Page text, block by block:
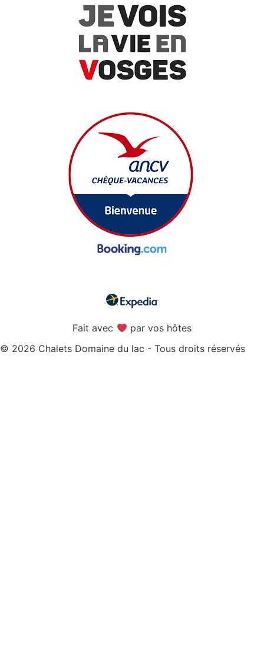
© 2026 Chalets Domaine du lac - Tous droits réservés
Fait avec par vos hôtes